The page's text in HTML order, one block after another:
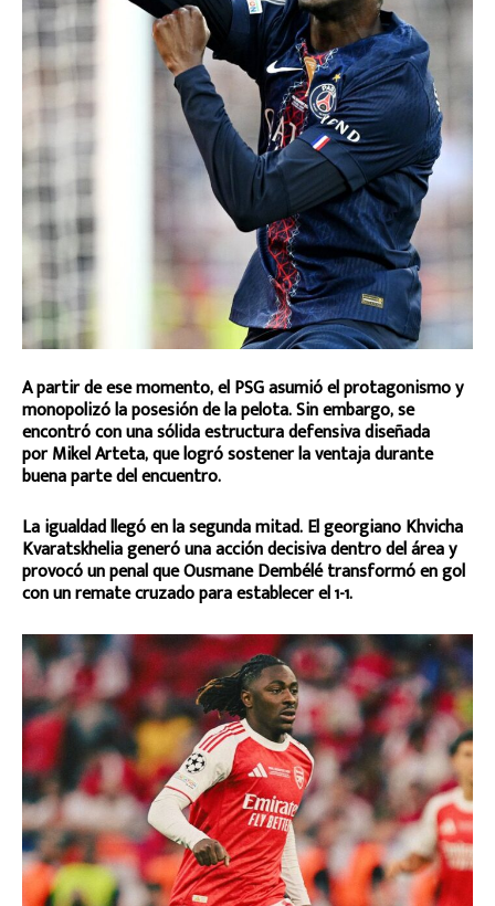
A partir de ese momento, el PSG asumió el protagonismo y
monopolizó la posesión de la pelota. Sin embargo, se
encontró con una sólida estructura defensiva diseñada
por Mikel Arteta, que logró sostener la ventaja durante
buena parte del encuentro.
La igualdad llegó en la segunda mitad. El georgiano Khvicha
Kvaratskhelia generó una acción decisiva dentro del área y
provocó un penal que Ousmane Dembélé transformó en gol
con un remate cruzado para establecer el 1-1.